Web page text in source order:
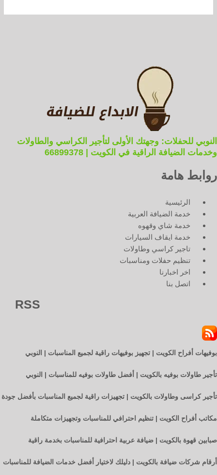
النوبي للحفلات: وجهتك الأولى لتأجير الكراسي والطاولات
وخدمات الضيافة الراقية في الكويت | 66899378
روابط هامة
الرئيسية
خدمة الضيافة العربية
خدمة شاي وقهوه
خدمة ايقاف السيارات
تاجير كراسي وطاولات
تنظيم حفلات ومناسبات
اخر اخبارنا
اتصل بنا
RSS
بوفيهات أفراح الكويت | تجهيز بوفيهات راقية لجميع المناسبات | النوبي
تأجير طاولات بوفيه بالكويت | أفضل طاولات بوفيه للمناسبات | النوبي
تأجير كراسى وطاولات بالكويت | تجهيزات راقية لجميع المناسبات بأفضل جودة
مكاتب أفراح الكويت | تنظيم احترافي للمناسبات وتجهيزات متكاملة
صبابين قهوة بالكويت | ضيافة عربية احترافية للمناسبات بخدمة راقية
أرقام شركات ضيافة بالكويت | دليلك لاختيار أفضل خدمات الضيافة للمناسبات